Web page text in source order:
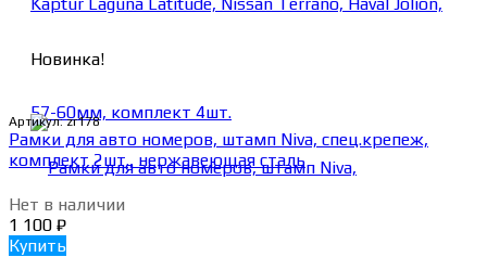
Новинка!
Артикул:zr178
Рамки для авто номеров, штамп Niva, спец.крепеж,
комплект 2шт., нержавеющая сталь
Нет в наличии
1 100 ₽
Купить